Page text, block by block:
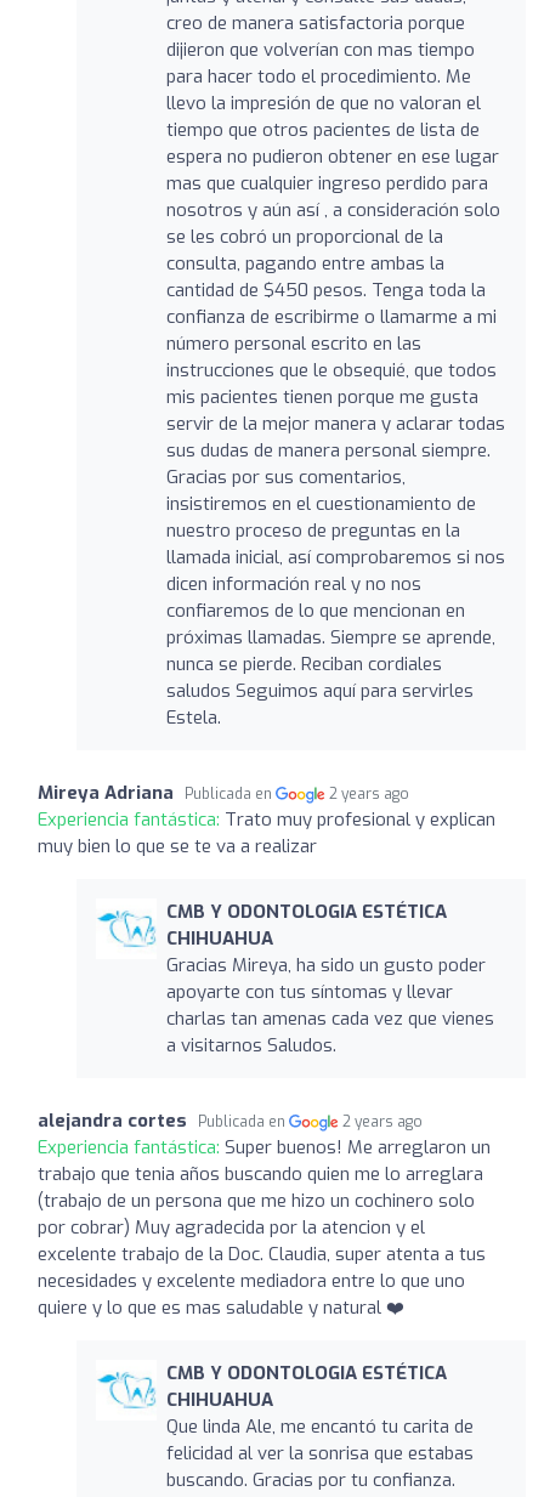
creo de manera satisfactoria porque
dijieron que volverían con mas tiempo
para hacer todo el procedimiento. Me
llevo la impresión de que no valoran el
tiempo que otros pacientes de lista de
espera no pudieron obtener en ese lugar
mas que cualquier ingreso perdido para
nosotros y aún así , a consideración solo
se les cobró un proporcional de la
consulta, pagando entre ambas la
cantidad de $450 pesos. Tenga toda la
confianza de escribirme o llamarme a mi
número personal escrito en las
instrucciones que le obsequié, que todos
mis pacientes tienen porque me gusta
servir de la mejor manera y aclarar todas
sus dudas de manera personal siempre.
Gracias por sus comentarios,
insistiremos en el cuestionamiento de
nuestro proceso de preguntas en la
llamada inicial, así comprobaremos si nos
dicen información real y no nos
confiaremos de lo que mencionan en
próximas llamadas. Siempre se aprende,
nunca se pierde. Reciban cordiales
saludos Seguimos aquí para servirles
Estela.
Mireya Adriana Publicada en 2 years ago
Experiencia fantástica: Trato muy profesional y explican
muy bien lo que se te va a realizar
CMB Y ODONTOLOGIA ESTÉTICA
CHIHUAHUA
Gracias Mireya, ha sido un gusto poder
apoyarte con tus síntomas y llevar
charlas tan amenas cada vez que vienes
a visitarnos Saludos.
alejandra cortes Publicada en 2 years ago
Experiencia fantástica: Super buenos! Me arreglaron un
trabajo que tenia años buscando quien me lo arreglara
(trabajo de un persona que me hizo un cochinero solo
por cobrar) Muy agradecida por la atencion y el
excelente trabajo de la Doc. Claudia, super atenta a tus
necesidades y excelente mediadora entre lo que uno
quiere y lo que es mas saludable y natural ❤️
CMB Y ODONTOLOGIA ESTÉTICA
CHIHUAHUA
Que linda Ale, me encantó tu carita de
felicidad al ver la sonrisa que estabas
buscando. Gracias por tu confianza.